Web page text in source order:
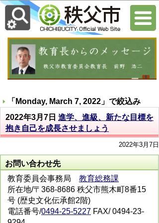
「 Monday, March 7, 2022 」で絞込み
2022年3月7日 進学、進級、新たな目標を
抱き自己を成長させましょう
2022年3月7日
お問い合わせ先
教育委員会事務局 教育総務課
所在地/〒368-8686 秩父市熊木町8番15
号 (歴史文化伝承館2階)
電話番号/0494-25-5227 FAX/ 0494-23-